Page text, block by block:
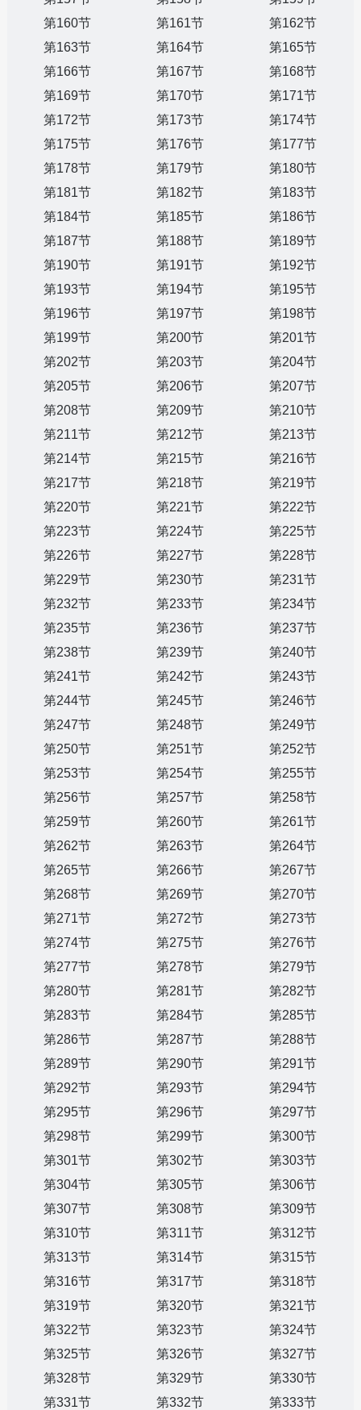
第160节
第161节
第162节
第163节
第164节
第165节
第166节
第167节
第168节
第169节
第170节
第171节
第172节
第173节
第174节
第175节
第176节
第177节
第178节
第179节
第180节
第181节
第182节
第183节
第184节
第185节
第186节
第187节
第188节
第189节
第190节
第191节
第192节
第193节
第194节
第195节
第196节
第197节
第198节
第199节
第200节
第201节
第202节
第203节
第204节
第205节
第206节
第207节
第208节
第209节
第210节
第211节
第212节
第213节
第214节
第215节
第216节
第217节
第218节
第219节
第220节
第221节
第222节
第223节
第224节
第225节
第226节
第227节
第228节
第229节
第230节
第231节
第232节
第233节
第234节
第235节
第236节
第237节
第238节
第239节
第240节
第241节
第242节
第243节
第244节
第245节
第246节
第247节
第248节
第249节
第250节
第251节
第252节
第253节
第254节
第255节
第256节
第257节
第258节
第259节
第260节
第261节
第262节
第263节
第264节
第265节
第266节
第267节
第268节
第269节
第270节
第271节
第272节
第273节
第274节
第275节
第276节
第277节
第278节
第279节
第280节
第281节
第282节
第283节
第284节
第285节
第286节
第287节
第288节
第289节
第290节
第291节
第292节
第293节
第294节
第295节
第296节
第297节
第298节
第299节
第300节
第301节
第302节
第303节
第304节
第305节
第306节
第307节
第308节
第309节
第310节
第311节
第312节
第313节
第314节
第315节
第316节
第317节
第318节
第319节
第320节
第321节
第322节
第323节
第324节
第325节
第326节
第327节
第328节
第329节
第330节
第331节
第332节
第333节